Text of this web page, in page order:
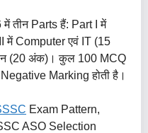
तीन Parts हैं: Part I में
में Computer एवं IT (15
(20 अंक)। कुल 100 MCQ
Marking होती है।
Exam Pattern,
ASO Selection